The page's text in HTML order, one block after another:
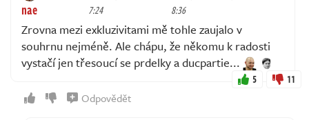
nae
7:24
8:36
Zrovna mezi exkluzivitami mě tohle zaujalo v
souhrnu nejméně. Ale chápu, že někomu k radosti
vystačí jen třesoucí se prdelky a ducpartie...
5 11
Odpovědět